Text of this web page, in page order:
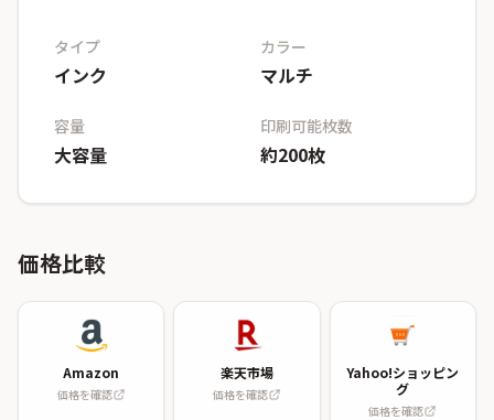
タイプ
インク
カラー
マルチ
容量
大容量
印刷可能枚数
約200枚
価格比較
Amazon
価格を確認
楽天市場
価格を確認
Yahoo!ショッピン
グ
価格を確認